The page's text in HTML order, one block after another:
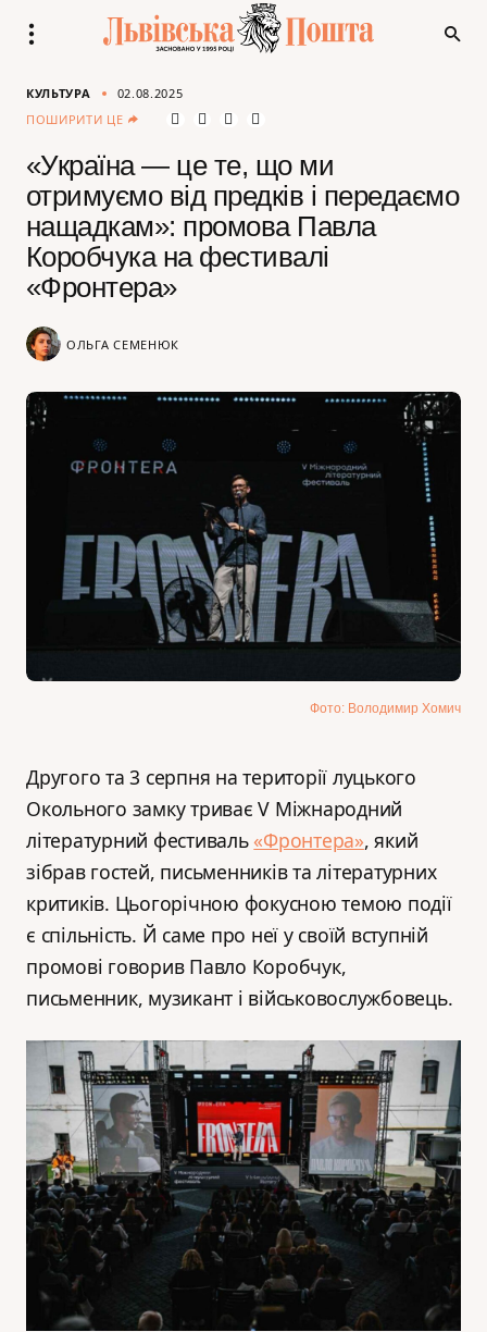
КУЛЬТУРА
02.08.2025
ПОШИРИТИ ЦЕ
«Україна — це те, що ми
отримуємо від предків і передаємо
нащадкам»: промова Павла
Коробчука на фестивалі
«Фронтера»
ОЛЬГА СЕМЕНЮК
Фото: Володимир Хомич
Другого та 3 серпня на території луцького
Окольного замку триває V Міжнародний
літературний фестиваль«Фронтера», який
зібрав гостей, письменників та літературних
критиків. Цьогорічною фокусною темою події
є спільність. Й саме про неї у своїй вступній
промові говорив Павло Коробчук,
письменник, музикант і військовослужбовець.